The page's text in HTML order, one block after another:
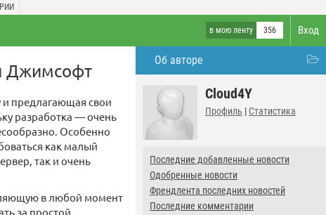
Вход
в мою ленту 356
Об авторе
Cloud4Y
Профиль | Статистика
Последние добавленные новости
Одобренные новости
Френдлента последних новостей
Последние комментарии
Джимсофт
предлагающая свои
разработка — очень
Особенно
как малый
так и очень
в любой момент
за простой